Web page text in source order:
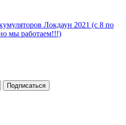
Локдаун 2021 (с 8 по
мы работаем!!!)
Подписаться